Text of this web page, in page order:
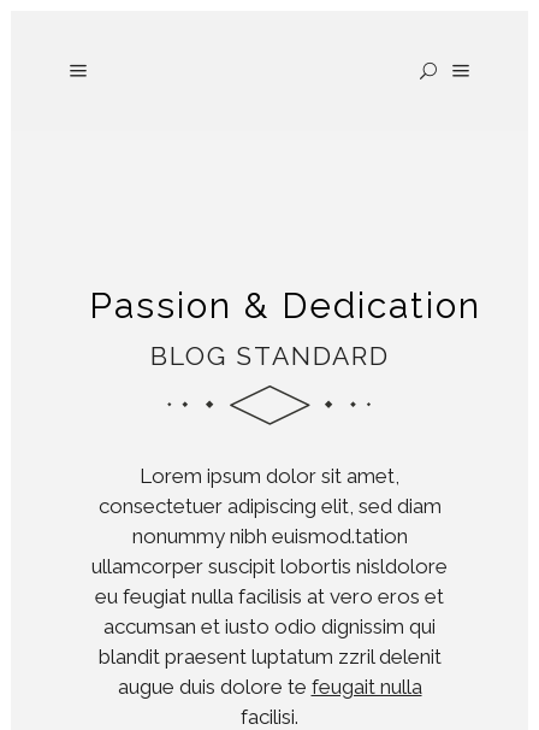
Passion & Dedication
BLOG STANDARD
Lorem ipsum dolor sit amet,
consectetuer adipiscing elit, sed diam
nonummy nibh euismod.tation
ullamcorper suscipit lobortis nisldolore
eu feugiat nulla facilisis at vero eros et
accumsan et iusto odio dignissim qui
blandit praesent luptatum zzril delenit
augue duis dolore te feugait nulla
facilisi.